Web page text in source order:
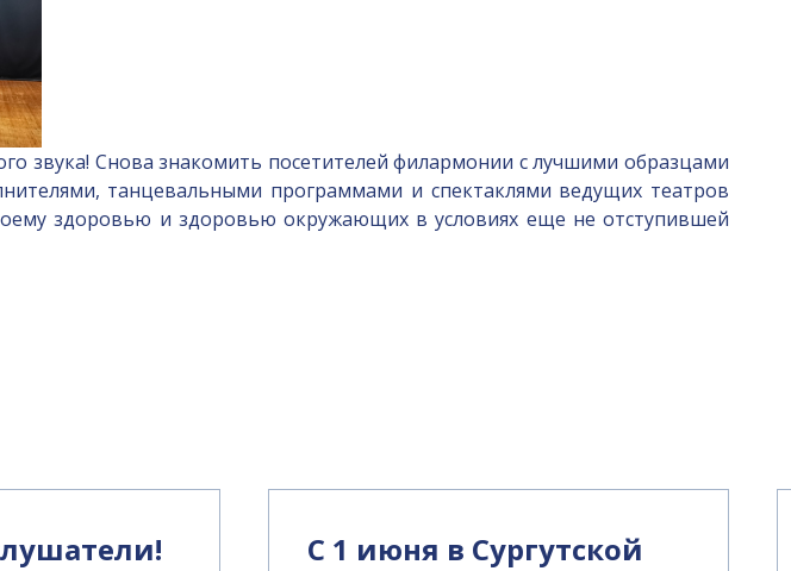
звука! Снова знакомить посетителей филармонии с лучшими образцами
танцевальными программами и спектаклями ведущих театров
здоровью и здоровью окружающих в условиях еще не отступившей
С 1 июня в Сургутской